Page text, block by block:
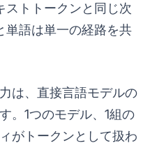
ストトークンと同じ次
単語は単一の経路を共
は、直接言語モデルの
。1つのモデル、1組の
がトークンとして扱わ